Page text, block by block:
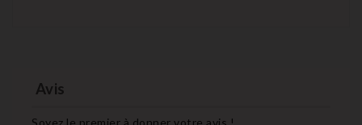
Avis
Soyez le premier à donner votre avis !